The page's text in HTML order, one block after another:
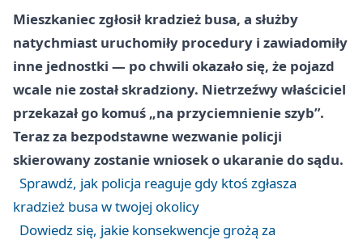
Mieszkaniec zgłosił kradzież busa, a służby
natychmiast uruchomiły procedury i zawiadomiły
inne jednostki — po chwili okazało się, że pojazd
wcale nie został skradziony. Nietrzeźwy właściciel
przekazał go komuś „na przyciemnienie szyb”.
Teraz za bezpodstawne wezwanie policji
skierowany zostanie wniosek o ukaranie do sądu.
Sprawdź, jak policja reaguje gdy ktoś zgłasza
kradzież busa w twojej okolicy
Dowiedz się, jakie konsekwencje grożą za